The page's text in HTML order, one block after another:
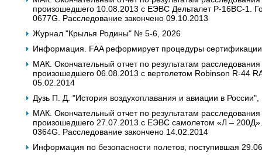
произошедшего 10.08.2013 с ЕЭВС Дельталет Р-16ВС-1.
0677G. Расследование закончено 09.10.2013
Журнал "Крылья Родины" № 5-6, 2026
Информация. FAA реформирует процедуры
МАК. Окончательный отчет по результатам
произошедшего 06.08.2013 с вертолетом Robinson R-44
05.02.2014
Дузь П. Д. "История воздухоплавания и авиации в
МАК. Окончательный отчет по результатам
произошедшего 27.07.2013 с ЕЭВС самолетом «Л – 200Д».
0364G. Расследование закончено 14.02.2014
Информация по безопасности полетов, поступившая